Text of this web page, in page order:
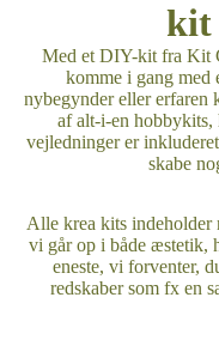
kit
Med et DIY-kit fra Kit
komme i gang med
nybegynder eller erfaren
af alt-i-en hobbykits,
vejledninger er
skabe
Alle krea kits indeholder
vi går op i både æstetik,
eneste, vi forventer,
redskaber som fx en